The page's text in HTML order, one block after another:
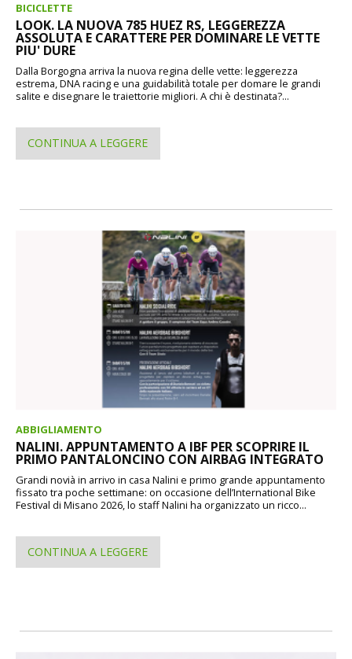
BICICLETTE
LOOK. LA NUOVA 785 HUEZ RS, LEGGEREZZA
ASSOLUTA E CARATTERE PER DOMINARE LE VETTE
PIU' DURE
Dalla Borgogna arriva la nuova regina delle vette: leggerezza
estrema, DNA racing e una guidabilità totale per domare le grandi
salite e disegnare le traiettorie migliori. A chi è destinata?...
CONTINUA A LEGGERE
ABBIGLIAMENTO
NALINI. APPUNTAMENTO A IBF PER SCOPRIRE IL
PRIMO PANTALONCINO CON AIRBAG INTEGRATO
Grandi novià in arrivo in casa Nalini e primo grande appuntamento
fissato tra poche settimane: on occasione dell’International Bike
Festival di Misano 2026, lo staff Nalini ha organizzato un ricco...
CONTINUA A LEGGERE